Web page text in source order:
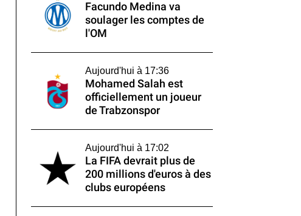
Facundo Medina va
soulager les comptes de
l'OM
Aujourd'hui à 17:36
Mohamed Salah est
officiellement un joueur
de Trabzonspor
Aujourd'hui à 17:02
La FIFA devrait plus de
200 millions d'euros à des
clubs européens